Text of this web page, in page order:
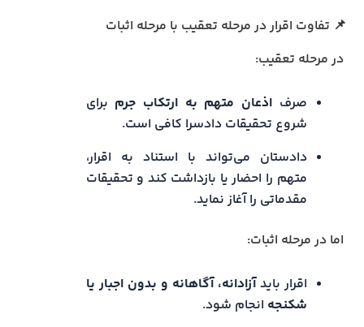
📌 تفاوت اقرار در مرحله تعقیب با مرحله اثبات
در مرحله تعقیب:
صرفاذعان متهم به ارتکاب جرم برای
شروع تحقیقات دادسرا کافی است.
دادستان می‌تواند با استناد به اقرار،
متهم را احضار یا بازداشت کند و تحقیقات
مقدماتی را آغاز نماید.
اما در مرحله اثبات:
اقرار بایدآزادانه، آگاهانه و بدون اجبار یا
شکنجه انجام شود.